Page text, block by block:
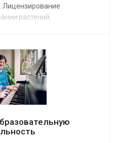
Лицензирование
растений,
от 12 000 руб.